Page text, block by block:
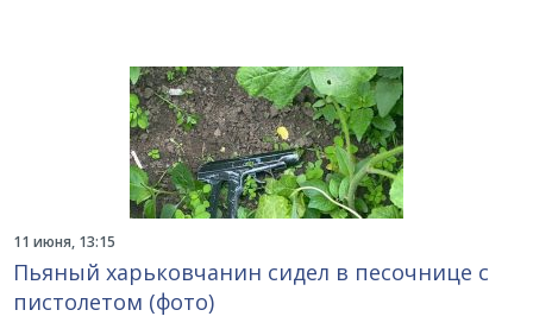
11 июня, 13:15
Пьяный харьковчанин сидел в песочнице с
пистолетом (фото)